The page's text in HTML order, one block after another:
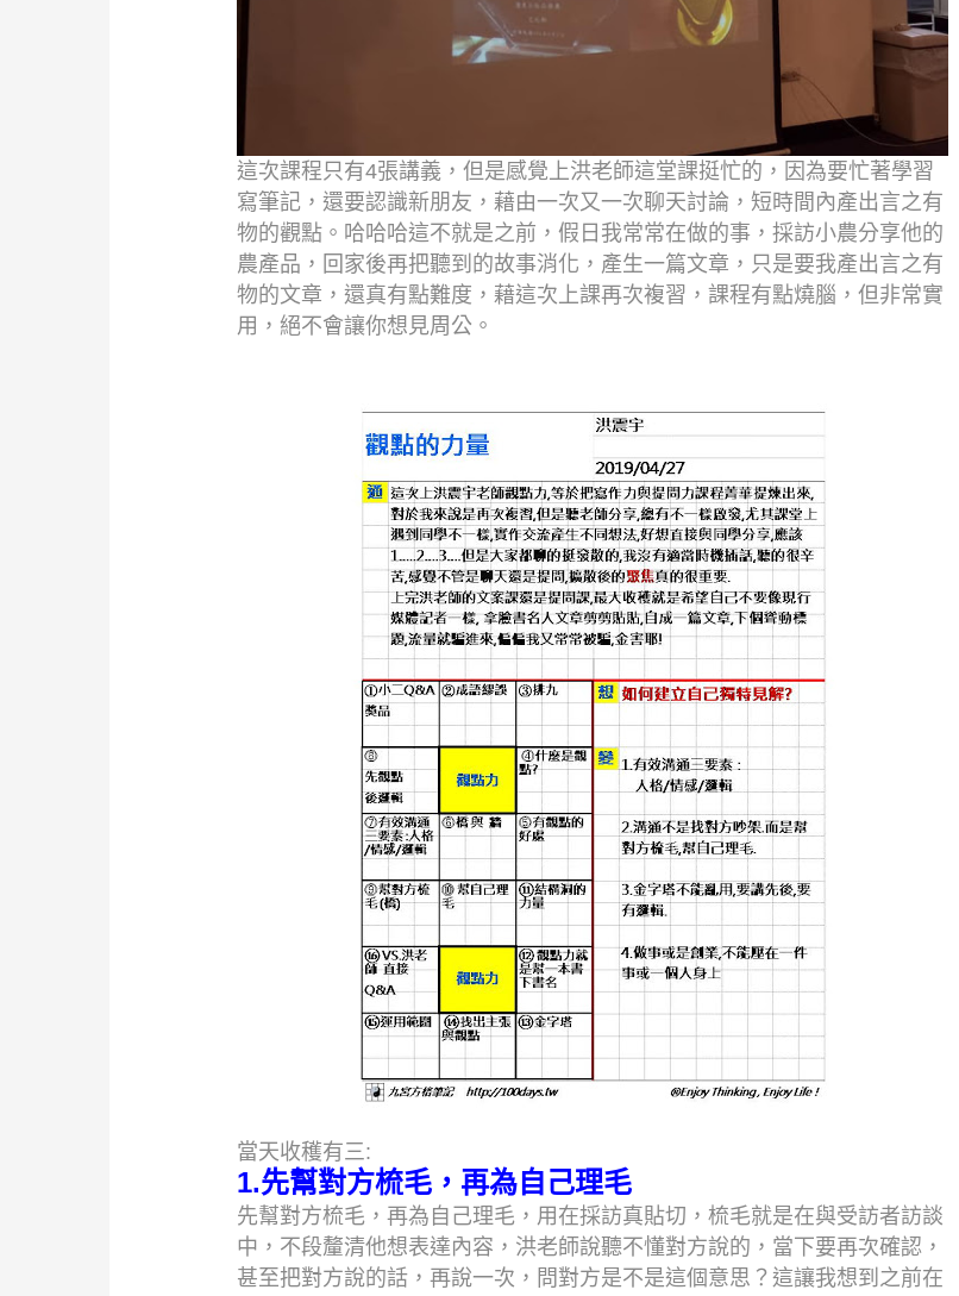
這次課程只有4張講義，但是感覺上洪老師這堂課挺忙的，因為要忙著學習
寫筆記，還要認識新朋友，藉由一次又一次聊天討論，短時間內產出言之有
物的觀點。哈哈哈這不就是之前，假日我常常在做的事，採訪小農分享他的
農產品，回家後再把聽到的故事消化，產生一篇文章，只是要我產出言之有
物的文章，還真有點難度，藉這次上課再次複習，課程有點燒腦，但非常實
用，絕不會讓你想見周公。
當天收穫有三:
1.先幫對方梳毛，再為自己理毛
先幫對方梳毛，再為自己理毛，用在採訪真貼切，梳毛就是在與受訪者訪談
中，不段釐清他想表達內容，洪老師說聽不懂對方說的，當下要再次確認，
甚至把對方說的話，再說一次，問對方是不是這個意思？這讓我想到之前在